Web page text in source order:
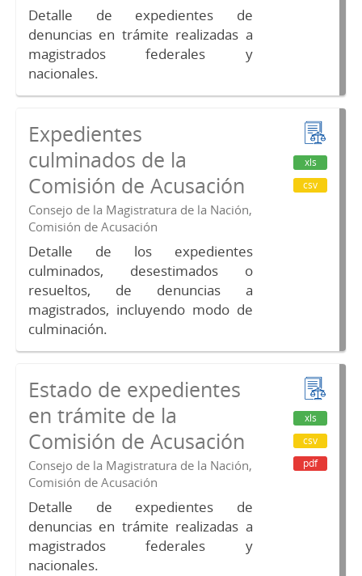
Detalle de expedientes de
denuncias en trámite realizadas a
magistrados federales y
nacionales.
Expedientes
culminados de la
Comisión de Acusación
Consejo de la Magistratura de la Nación,
Comisión de Acusación
Detalle de los expedientes
culminados, desestimados o
resueltos, de denuncias a
magistrados, incluyendo modo de
culminación.
xls
csv
Estado de expedientes
en trámite de la
Comisión de Acusación
Consejo de la Magistratura de la Nación,
Comisión de Acusación
Detalle de expedientes de
denuncias en trámite realizadas a
magistrados federales y
nacionales.
xls
csv
pdf